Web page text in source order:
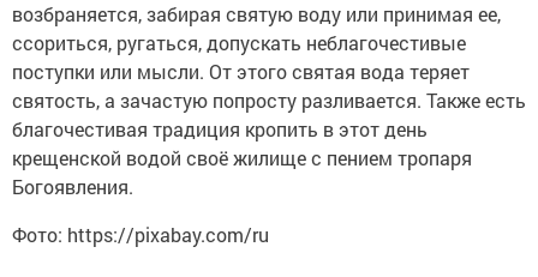
возбраняется, забирая святую воду или принимая ее,
ссориться, ругаться, допускать неблагочестивые
поступки или мысли. От этого святая вода теряет
святость, а зачастую попросту разливается. Также есть
благочестивая традиция кропить в этот день
крещенской водой своё жилище с пением тропаря
Богоявления.
Фото: https://pixabay.com/ru